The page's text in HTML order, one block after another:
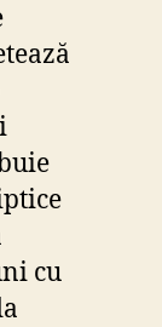
cu